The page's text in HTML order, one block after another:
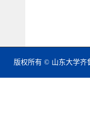
版权所有 © 山东大学